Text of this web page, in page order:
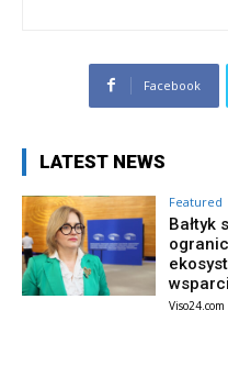
Facebook
LATEST NEWS
Featured
Bałtyk
Viso24.com